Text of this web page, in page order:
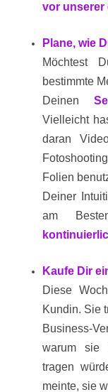
vor unserer
Plane, wie
Möchtest
bestimmte
Deinen
Vielleicht
daran
Folien
Deiner
am
Kaufe Dir
Diese
Kundin. Sie
Business-
warum sie
tragen
meinte, sie